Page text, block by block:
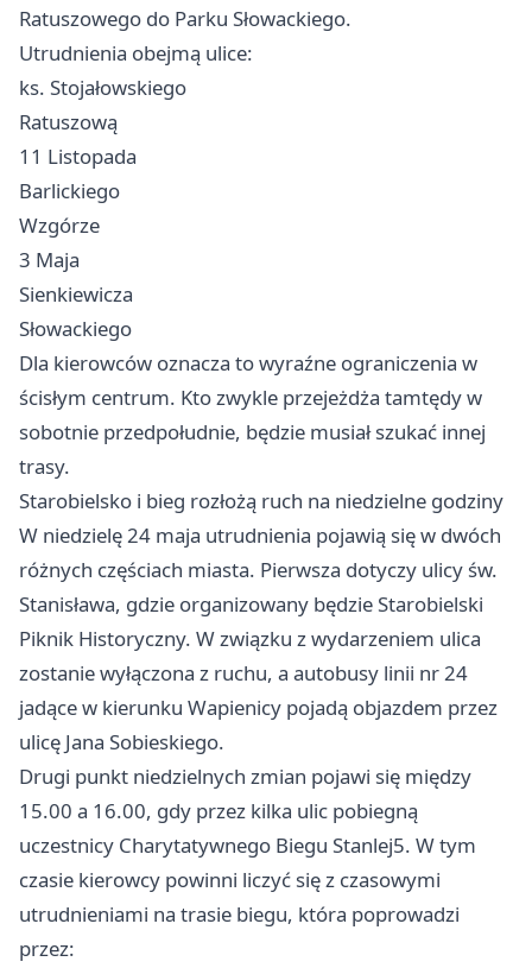
Ratuszowego do Parku Słowackiego.
Utrudnienia obejmą ulice:
ks. Stojałowskiego
Ratuszową
11 Listopada
Barlickiego
Wzgórze
3 Maja
Sienkiewicza
Słowackiego
Dla kierowców oznacza to wyraźne ograniczenia w
ścisłym centrum. Kto zwykle przejeżdża tamtędy w
sobotnie przedpołudnie, będzie musiał szukać innej
trasy.
Starobielsko i bieg rozłożą ruch na niedzielne godziny
W niedzielę 24 maja utrudnienia pojawią się w dwóch
różnych częściach miasta. Pierwsza dotyczy ulicy św.
Stanisława, gdzie organizowany będzie Starobielski
Piknik Historyczny. W związku z wydarzeniem ulica
zostanie wyłączona z ruchu, a autobusy linii nr 24
jadące w kierunku Wapienicy pojadą objazdem przez
ulicę Jana Sobieskiego.
Drugi punkt niedzielnych zmian pojawi się między
15.00 a 16.00, gdy przez kilka ulic pobiegną
uczestnicy Charytatywnego Biegu Stanlej5. W tym
czasie kierowcy powinni liczyć się z czasowymi
utrudnieniami na trasie biegu, która poprowadzi
przez: